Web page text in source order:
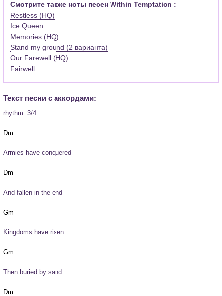
Смотрите также ноты песен Within Temptation :
Restless (HQ)
Ice Queen
Memories (HQ)
Stand my ground (2 варианта)
Our Farewell (HQ)
Fairwell
Текст песни c аккордами:
rhythm: 3/4
Armies have conquered
And fallen in the end
Kingdoms have risen
Then buried by sand